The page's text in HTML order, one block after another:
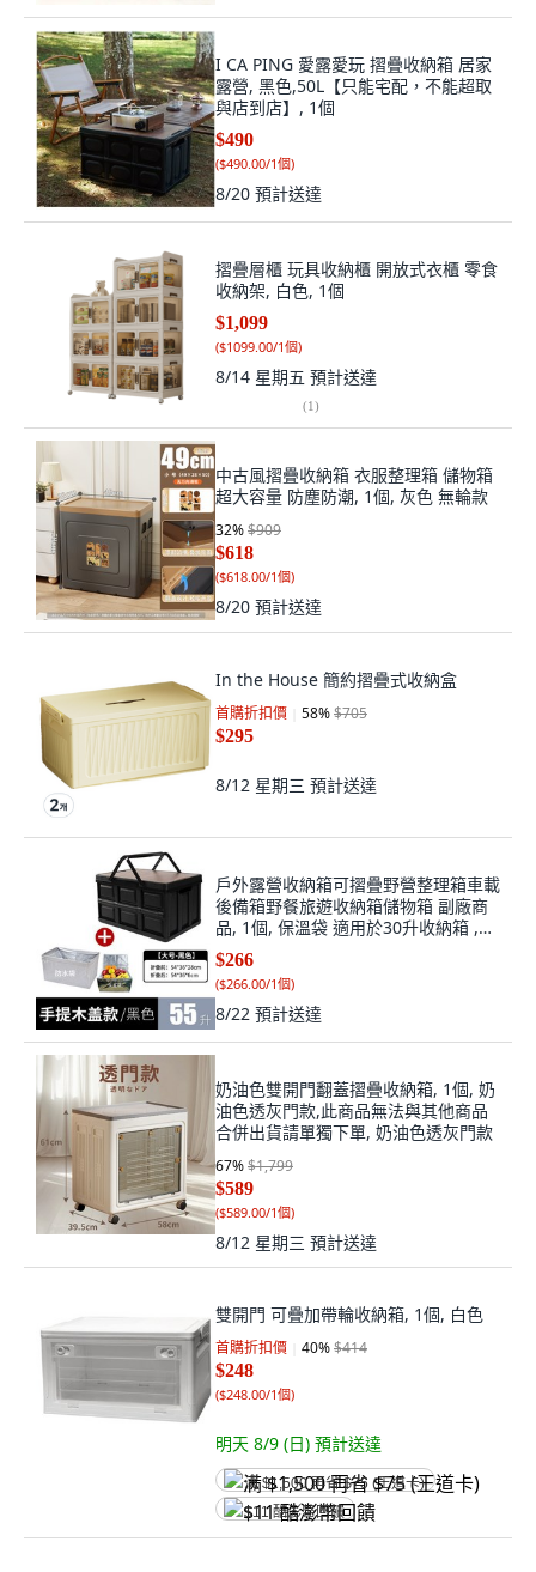
I CA PING 愛露愛玩 摺疊收納箱 居家
露營, 黑色,50L【只能宅配，不能超取
與店到店】, 1個
$490
($490.00/1個)
8/20 預計送達
摺疊層櫃 玩具收納櫃 開放式衣櫃 零食
收納架, 白色, 1個
$1,099
($1099.00/1個)
8/14 星期五 預計送達
(1)
中古風摺疊收納箱 衣服整理箱 儲物箱
超大容量 防塵防潮, 1個, 灰色 無輪款
32%$909
$618
($618.00/1個)
8/20 預計送達
In the House 簡約摺疊式收納盒
首購折扣價 58%$705
$295
8/12 星期三 預計送達
戶外露營收納箱可摺疊野營整理箱車載
後備箱野餐旅遊收納箱儲物箱 副廠商
品, 1個, 保溫袋 適用於30升收納箱 ,米
白色 加厚 露營款, 米白色, 保溫袋
$266
($266.00/1個)
8/22 預計送達
奶油色雙開門翻蓋摺疊收納箱, 1個, 奶
油色透灰門款,此商品無法與其他商品
合併出貨請單獨下單, 奶油色透灰門款
67%$1,799
$589
($589.00/1個)
8/12 星期三 預計送達
雙開門 可疊加帶輪收納箱, 1個, 白色
首購折扣價 40%$414
$248
($248.00/1個)
明天 8/9 (日) 預計送達
满 $1,500 再省 $75 (王道卡)
$11 酷澎幣回饋